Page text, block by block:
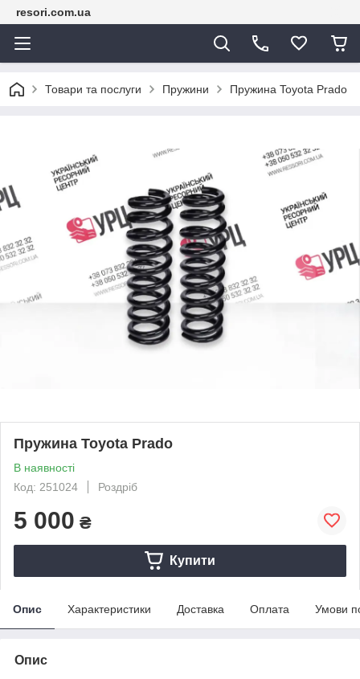
resori.com.ua
Товари та послуги Пружини Пружина Toyota Prado
Пружина Toyota Prado
В наявності
Код: 251024
Роздріб
5 000 ₴
Купити
Опис Характеристики Доставка Оплата Умови
Опис